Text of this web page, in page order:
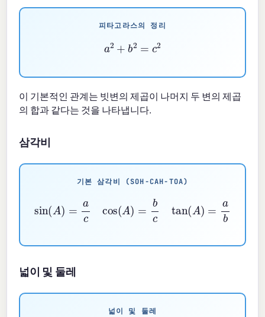
피타고라스의 정리
a2 + b2 2
이 기본적인 관계는 빗변의 제곱이 나머지 두 변의 제곱
의 합과 같다는 것을 나타냅니다.
삼각비
기본 삼각비 (SOH-CAH-TOA)
)= c
넓이 및 둘레
넓이 및 둘레